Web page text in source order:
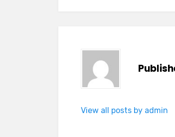
View all posts by admin